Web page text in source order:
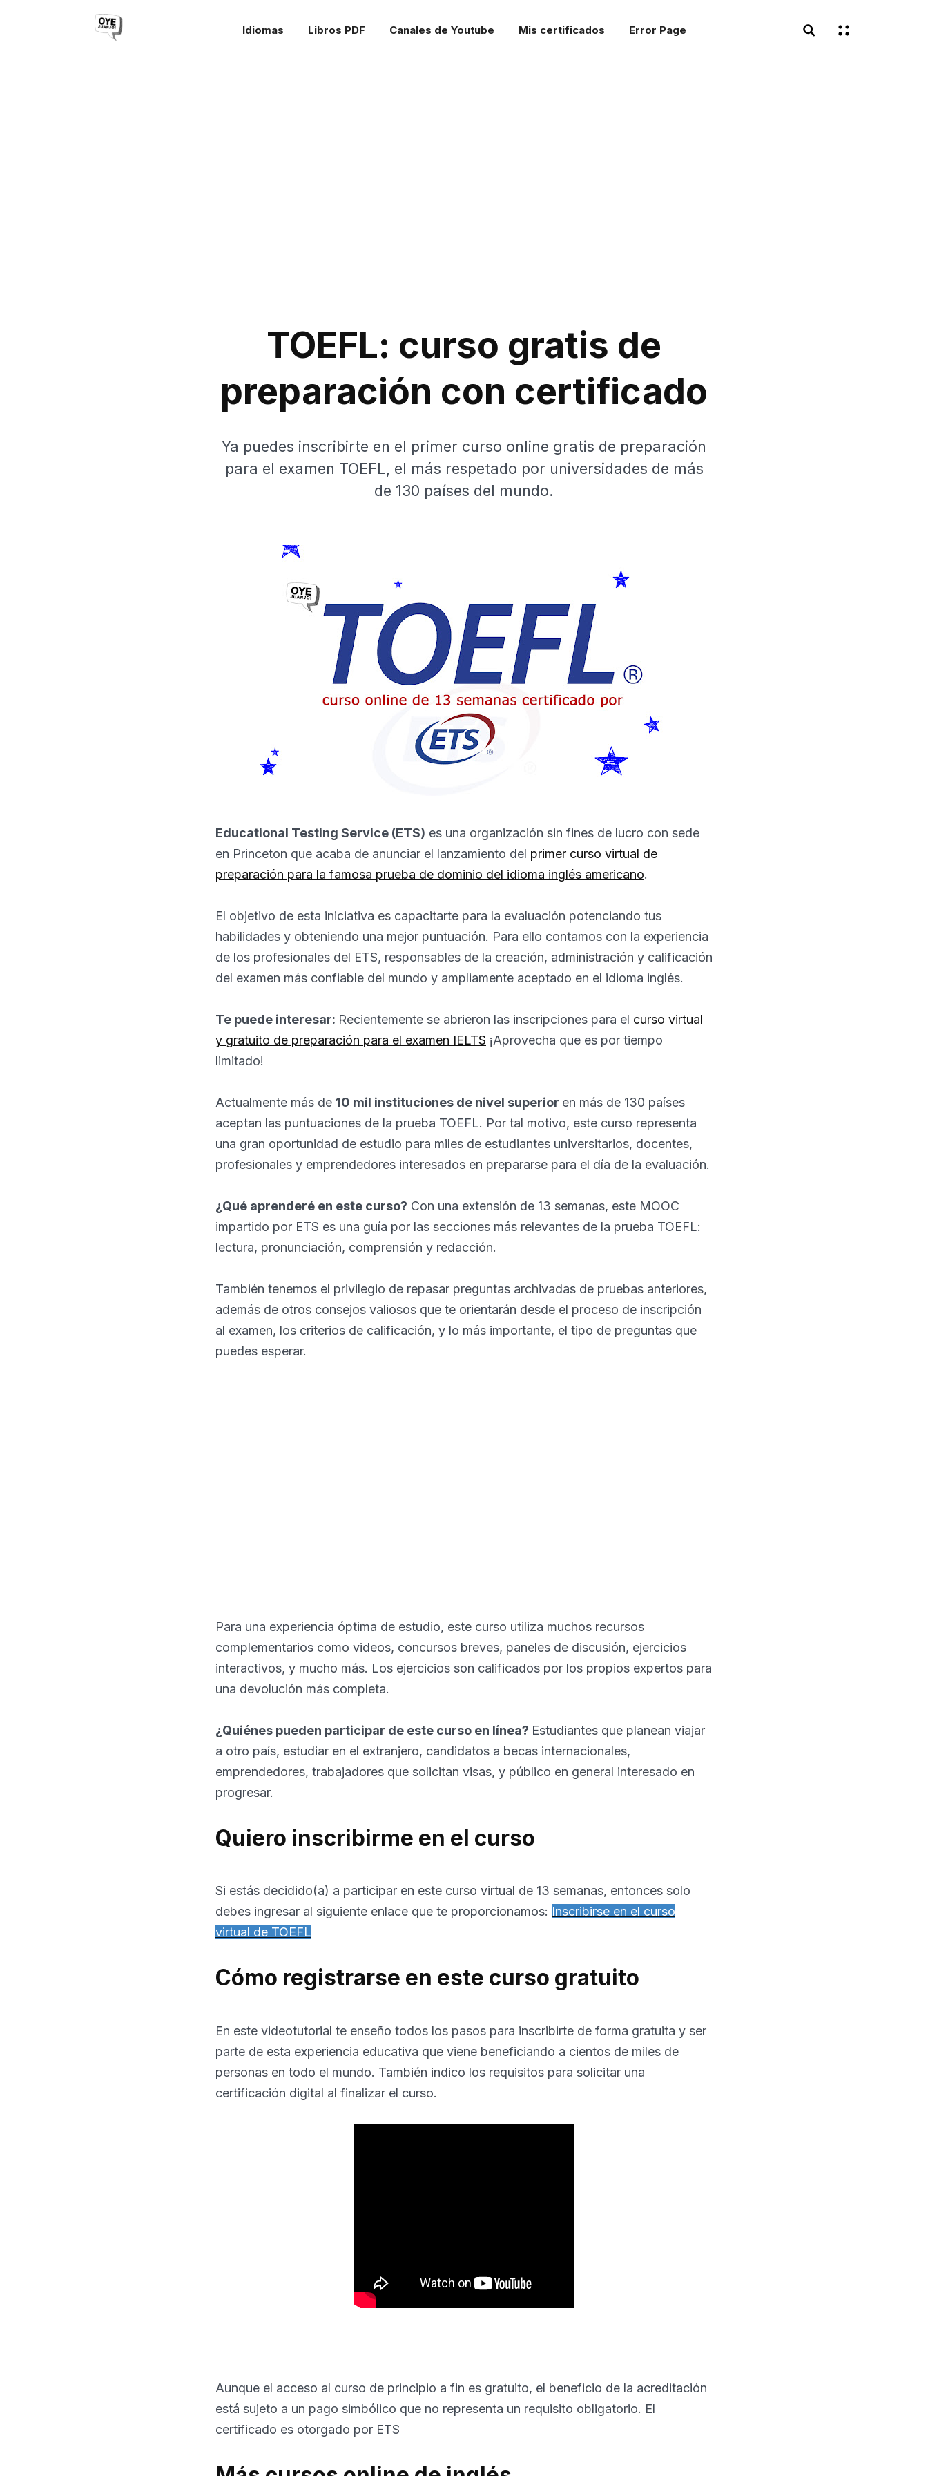
Idiomas Libros PDF Canales de Youtube Mis certificados Error Page
TOEFL: curso gratis de
preparación con certificado
Ya puedes inscribirte en el primer curso online gratis de preparación
para el examen TOEFL, el más respetado por universidades de más
de 130 países del mundo.
Educational Testing Service (ETS) es una organización sin fines de lucro con sede
en Princeton que acaba de anunciar el lanzamiento del primer curso virtual de
preparación para la famosa prueba de dominio del idioma inglés americano.
El objetivo de esta iniciativa es capacitarte para la evaluación potenciando tus
habilidades y obteniendo una mejor puntuación. Para ello contamos con la experiencia
de los profesionales del ETS, responsables de la creación, administración y calificación
del examen más confiable del mundo y ampliamente aceptado en el idioma inglés.
Te puede interesar: Recientemente se abrieron las inscripciones para el curso virtual
y gratuito de preparación para el examen IELTS ¡Aprovecha que es por tiempo
limitado!
Actualmente más de 10 mil instituciones de nivel superior en más de 130 países
aceptan las puntuaciones de la prueba TOEFL. Por tal motivo, este curso representa
una gran oportunidad de estudio para miles de estudiantes universitarios, docentes,
profesionales y emprendedores interesados en prepararse para el día de la evaluación.
¿Qué aprenderé en este curso? Con una extensión de 13 semanas, este MOOC
impartido por ETS es una guía por las secciones más relevantes de la prueba TOEFL:
lectura, pronunciación, comprensión y redacción.
También tenemos el privilegio de repasar preguntas archivadas de pruebas anteriores,
además de otros consejos valiosos que te orientarán desde el proceso de inscripción
al examen, los criterios de calificación, y lo más importante, el tipo de preguntas que
puedes esperar.
Para una experiencia óptima de estudio, este curso utiliza muchos recursos
complementarios como videos, concursos breves, paneles de discusión, ejercicios
interactivos, y mucho más. Los ejercicios son calificados por los propios expertos para
una devolución más completa.
¿Quiénes pueden participar de este curso en línea? Estudiantes que planean viajar
a otro país, estudiar en el extranjero, candidatos a becas internacionales,
emprendedores, trabajadores que solicitan visas, y público en general interesado en
progresar.
Quiero inscribirme en el curso
Si estás decidido(a) a participar en este curso virtual de 13 semanas, entonces solo
debes ingresar al siguiente enlace que te proporcionamos: Inscribirse en el curso
virtual de TOEFL
Cómo registrarse en este curso gratuito
En este videotutorial te enseño todos los pasos para inscribirte de forma gratuita y ser
parte de esta experiencia educativa que viene beneficiando a cientos de miles de
personas en todo el mundo. También indico los requisitos para solicitar una
certificación digital al finalizar el curso.
Aunque el acceso al curso de principio a fin es gratuito, el beneficio de la acreditación
está sujeto a un pago simbólico que no representa un requisito obligatorio. El
certificado es otorgado por ETS